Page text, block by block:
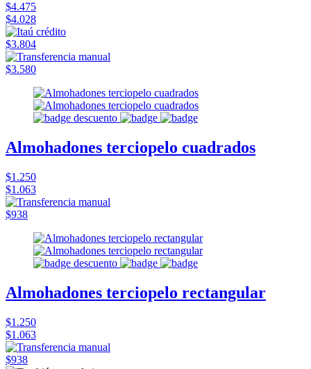
$4.475
$4.028
$3.804
$3.580
Almohadones terciopelo cuadrados
$1.250
$1.063
$938
Almohadones terciopelo rectangular
$1.250
$1.063
$938